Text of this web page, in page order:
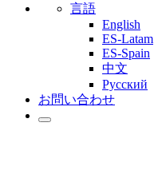
言語
English
ES-Latam
ES-Spain
中文
Pусский
お問い合わせ